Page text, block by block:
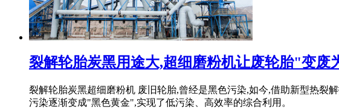
裂解轮胎炭黑用途大,超细磨粉机让废轮胎"变废
裂解轮胎炭黑超细磨粉机 废旧轮胎,曾经是黑色污染,如今,借助新型热
污染逐渐变成"黑色黄金",实现了低污染、高效率的综合利用。